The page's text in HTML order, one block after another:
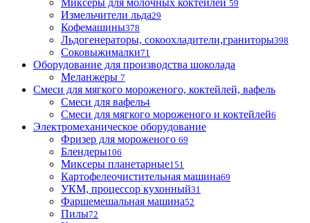
Миксеры для молочных коктейлей 59
Измельчители льда29
Кофемашины378
Льдогенераторы, сокоохладители,граниторы398
Соковыжималки71
Оборудование для производства шоколада
Меланжеры 7
Смеси для мягкого мороженого, коктейлей, вафель
Смеси для вафель4
Смеси для мягкого мороженого и коктейлей6
Электромеханическое оборудование
Фризер для мороженого 69
Блендеры106
Миксеры планетарные151
Картофелеочистительная машина69
УКМ, процессор кухонный31
Фаршемешальная машина52
Пилы72